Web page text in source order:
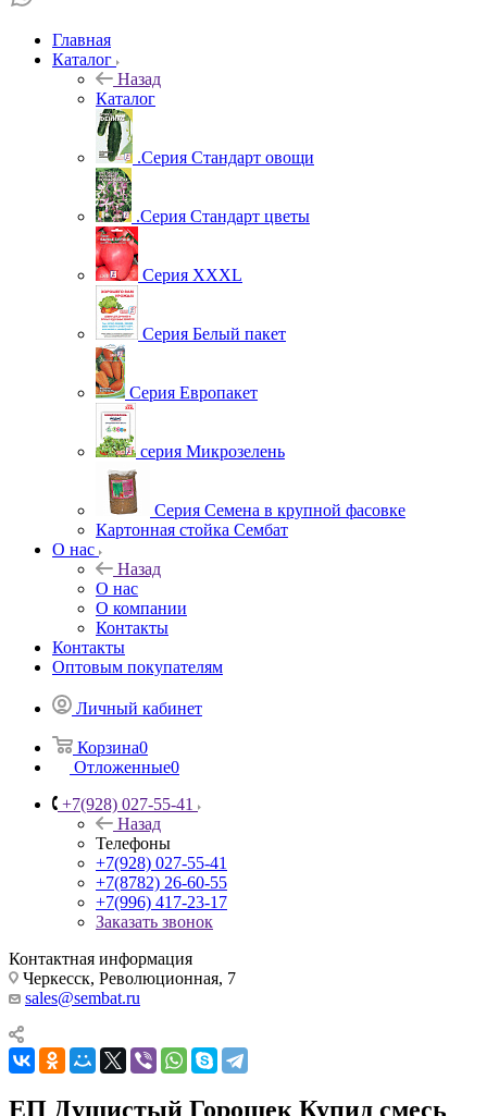
Главная
Каталог
Назад
Каталог
.Серия Стандарт овощи
.Серия Стандарт цветы
Серия XXXL
Серия Белый пакет
Серия Европакет
серия Микрозелень
Серия Семена в крупной фасовке
Картонная стойка Сембат
О нас
Назад
О нас
О компании
Контакты
Контакты
Оптовым покупателям
Личный кабинет
Корзина0
Отложенные0
+7(928) 027-55-41
Назад
Телефоны
+7(928) 027-55-41
+7(8782) 26-60-55
+7(996) 417-23-17
Заказать звонок
Контактная информация
Черкесск, Революционная, 7
sales@sembat.ru
ЕП Душистый Горошек Купид смесь